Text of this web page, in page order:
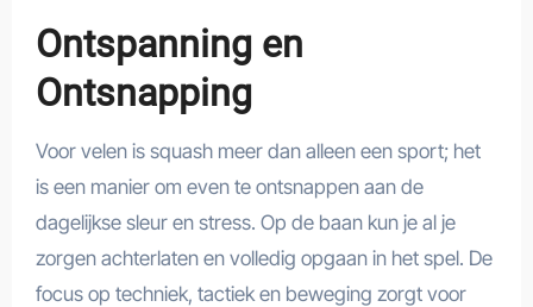
Ontspanning en
Ontsnapping
Voor velen is squash meer dan alleen een sport; het
is een manier om even te ontsnappen aan de
dagelijkse sleur en stress. Op de baan kun je al je
zorgen achterlaten en volledig opgaan in het spel. De
focus op techniek, tactiek en beweging zorgt voor